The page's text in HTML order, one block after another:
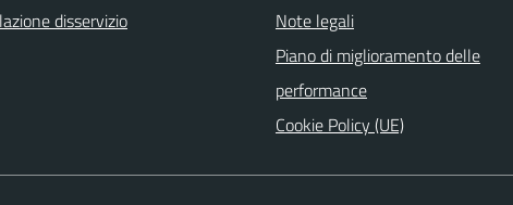
disservizio
Note legali
Piano di miglioramento delle
performance
Cookie Policy (UE)